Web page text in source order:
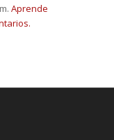
Aprende